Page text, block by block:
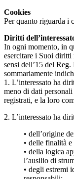
Cookies
Per quanto riguarda i
Diritti
In ogni momento, in
esercitare i Suoi
sensi dell’15 del
sommariamente
1. L’interessato ha
meno di dati
registrati, e la loro
2. L’interessato ha
• dell’origine
• delle finalità
• della logica
l’ausilio di
• degli estremi